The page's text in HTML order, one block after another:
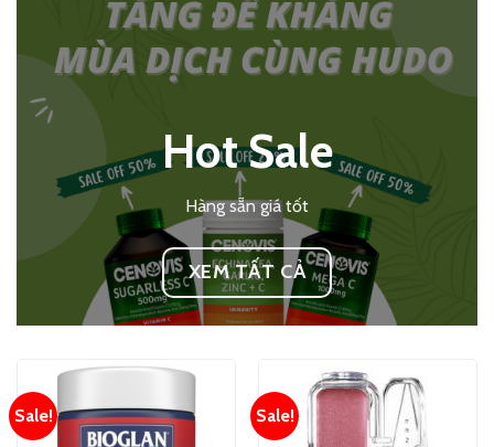
Hot Sale
Hàng sẵn giá tốt
XEM TẤT CẢ
Sale! Sale!